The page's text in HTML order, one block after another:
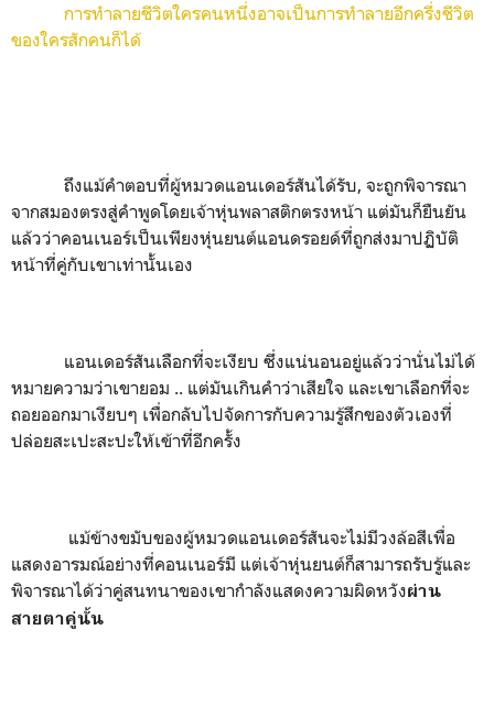
การทำลายชีวิตใครคนหนึ่งอาจเป็นการทำลายอีกครึ่งชีวิต
ของใครสักคนก็ได้
ถึงแม้คำตอบที่ผู้หมวดแอนเดอร์สันได้รับ, จะถูกพิจารณา
จากสมองตรงสู่คำพูดโดยเจ้าหุ่นพลาสติกตรงหน้า แต่มันก็ยืนยัน
แล้วว่าคอนเนอร์เป็นเพียงหุ่นยนต์แอนดรอยด์ที่ถูกส่งมาปฏิบัติ
หน้าที่คู่กับเขาเท่านั้นเอง
แอนเดอร์สันเลือกที่จะเงียบ ซึ่งแน่นอนอยู่แล้วว่านั่นไม่ได้
หมายความว่าเขายอม .. แต่มันเกินคำว่าเสียใจ และเขาเลือกที่จะ
ถอยออกมาเงียบๆ เพื่อกลับไปจัดการกับความรู้สึกของตัวเองที่
ปล่อยสะเปะสะปะให้เข้าที่อีกครั้ง
แม้ข้างขมับของผู้หมวดแอนเดอร์สันจะไม่มีวงล้อสีเพื่อ
แสดงอารมณ์อย่างที่คอนเนอร์มี แต่เจ้าหุ่นยนต์ก็สามารถรับรู้และ
พิจารณาได้ว่าคู่สนทนาของเขากำลังแสดงความผิดหวังผ่าน
สายตาคู่นั้น